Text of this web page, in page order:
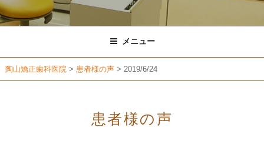
メニュー
陶山矯正歯科医院 > 患者様の声 > 2019/6/24
患者様の声